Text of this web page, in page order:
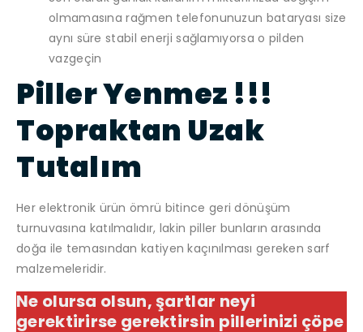
olmamasına rağmen telefonunuzun bataryası size
aynı süre stabil enerji sağlamıyorsa o pilden
vazgeçin
Piller Yenmez !!!
Topraktan Uzak
Tutalım
Her elektronik ürün ömrü bitince geri dönüşüm
turnuvasına katılmalıdır, lakin piller bunların arasında
doğa ile temasından katiyen kaçınılması gereken sarf
malzemeleridir.
Ne olursa olsun, şartlar neyi
gerektirirse gerektirsin pillerinizi çöpe